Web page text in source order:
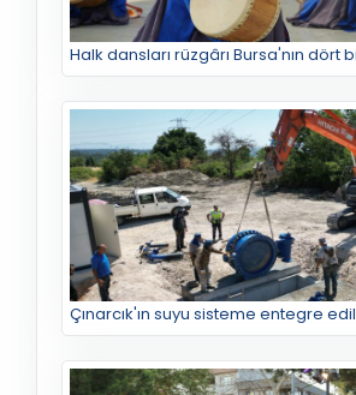
Halk dansları rüzgârı Bursa'nın dört
Çınarcık'ın suyu sisteme entegre